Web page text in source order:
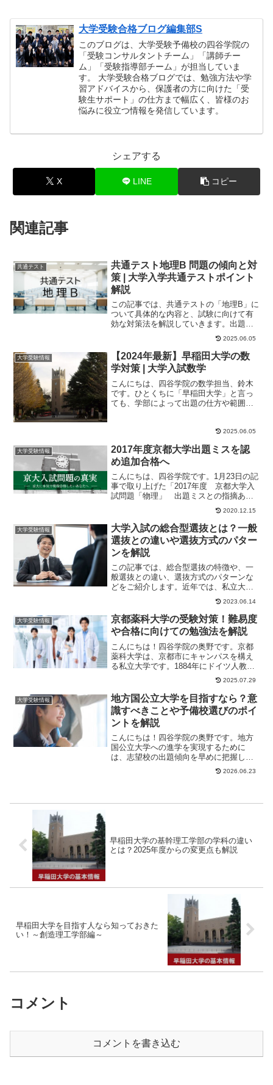
大学受験合格ブログ編集部S
このブログは、大学受験予備校の四谷学院の
「受験コンサルタントチーム」「講師チー
ム」「受験指導部チーム」が担当していま
す。 大学受験合格ブログでは、勉強方法や学
習アドバイスから、保護者の方に向けた「受
験生サポート」の仕方まで幅広く、皆様のお
悩みに役立つ情報を発信しています。
シェアする
X LINE コピー
関連記事
共通テスト
共通テスト地理B 問題の傾向と対
策 | 大学入学共通テストポイント
解説
この記事では、共通テストの「地理B」に
ついて具体的な内容と、試験に向けて有
効な対策法を解説していきます。出題内
容配点大問５問構成です。試験時間共通
2025.06.05
大学受験情報
【2024年最新】早稲田大学の数
学対策 | 大学入試数学
こんにちは、四谷学院の数学担当、鈴木
です。ひとくちに「早稲田大学」と言っ
ても、学部によって出題の仕方や範囲に
2025.06.05
大学受験情報
2017年度京都大学出題ミスを認
め追加合格へ
こんにちは、四谷学院です。1月23日の記
事で取り上げた「2017年度 京都大学入
試問題「物理」 出題ミスとの指摘あ
り」（2/7追記アリ）の続報です。2月1日
2020.12.15
大学受験情報
大学入試の総合型選抜とは？一般
選抜との違いや選抜方式のパター
ンを解説
この記事では、総合型選抜の特徴や、一
般選抜との違い、選抜方式のパターンな
どをご紹介します。近年では、私立大学
の8割以上が総合型選抜を実施していま
2023.06.14
大学受験情報
京都薬科大学の受験対策！難易度
や合格に向けての勉強法を解説
こんにちは！四谷学院の奥野です。京都
薬科大学は、京都市にキャンパスを構え
る私立大学です。1884年にドイツ人教師
のルドルフ・レーマンによって創立され
2025.07.29
大学受験情報
地方国公立大学を目指すなら？意
識すべきことや予備校選びのポイ
ントを解説
こんにちは！四谷学院の奥野です。地方
国公立大学への進学を実現するために
は、志望校の出題傾向を早めに把握し、
大学入学共通テスト対策と二次試験対策
2026.06.23
早稲田大学の基幹理工学部の学科の違い
とは？2025年度からの変更点も解説
早稲田大学を目指す人なら知っておきた
い！～創造理工学部編～
コメント
コメントを書き込む